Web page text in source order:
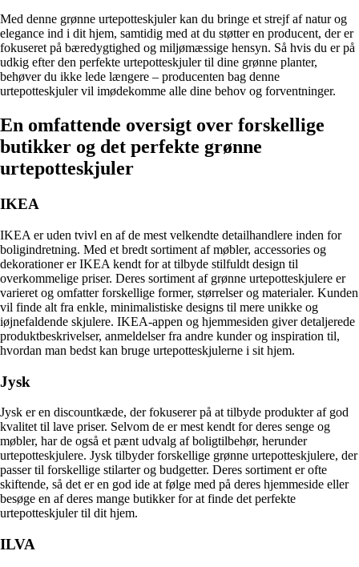
Med denne grønne urtepotteskjuler kan du bringe et strejf af natur og
elegance ind i dit hjem, samtidig med at du støtter en producent, der er
fokuseret på bæredygtighed og miljømæssige hensyn. Så hvis du er på
udkig efter den perfekte urtepotteskjuler til dine grønne planter,
behøver du ikke lede længere – producenten bag denne
urtepotteskjuler vil imødekomme alle dine behov og forventninger.
En omfattende oversigt over forskellige
butikker og det perfekte grønne
urtepotteskjuler
IKEA
IKEA er uden tvivl en af de mest velkendte detailhandlere inden for
boligindretning. Med et bredt sortiment af møbler, accessories og
dekorationer er IKEA kendt for at tilbyde stilfuldt design til
overkommelige priser. Deres sortiment af grønne urtepotteskjulere er
varieret og omfatter forskellige former, størrelser og materialer. Kunden
vil finde alt fra enkle, minimalistiske designs til mere unikke og
iøjnefaldende skjulere. IKEA-appen og hjemmesiden giver detaljerede
produktbeskrivelser, anmeldelser fra andre kunder og inspiration til,
hvordan man bedst kan bruge urtepotteskjulerne i sit hjem.
Jysk
Jysk er en discountkæde, der fokuserer på at tilbyde produkter af god
kvalitet til lave priser. Selvom de er mest kendt for deres senge og
møbler, har de også et pænt udvalg af boligtilbehør, herunder
urtepotteskjulere. Jysk tilbyder forskellige grønne urtepotteskjulere, der
passer til forskellige stilarter og budgetter. Deres sortiment er ofte
skiftende, så det er en god ide at følge med på deres hjemmeside eller
besøge en af deres mange butikker for at finde det perfekte
urtepotteskjuler til dit hjem.
ILVA